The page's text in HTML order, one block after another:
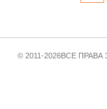
© 2011-2026ВСЕ